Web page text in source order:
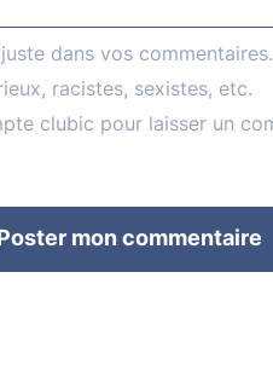
Poster mon commentaire